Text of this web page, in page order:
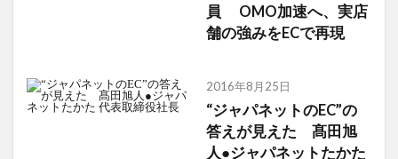
員 OMO加速へ、実店
舗の強みをECで再現
2016年8月25日
“ジャパネットのEC”の
答えが見えた 髙田旭
人●ジャパネットたかた